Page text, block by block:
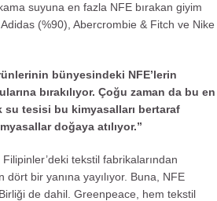
suyuna en fazla NFE bırakan giyim
(%90), Abercrombie & Fitch ve Nike
bünyesindeki NFE’lerin
bırakılıyor. Çoğu zaman da bu en
su tesisi bu kimyasalları bertaraf
doğaya atılıyor.”
tekstil fabrikalarından
dört bir yanına yayılıyor. Buna, NFE
de dahil. Greenpeace, hem tekstil